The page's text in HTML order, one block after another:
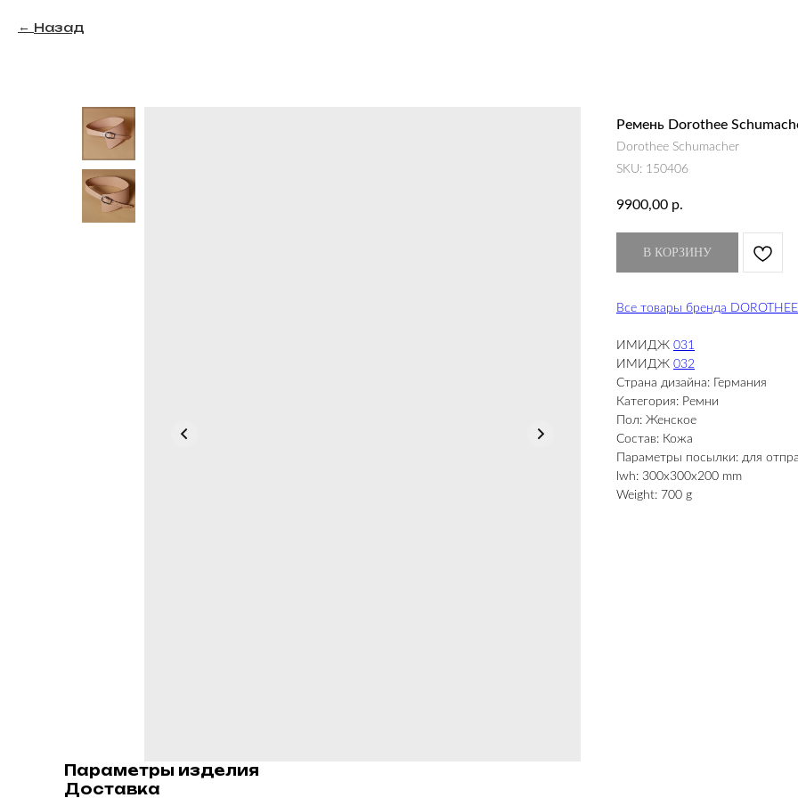
Назад
Ремень Dorothee
Dorothee Schumacher
SKU: 150406
9900,00 р.
В КОРЗИНУ
Все товары бренда
ИМИДЖ 031
ИМИДЖ 032
Страна дизайна: Германия
Категория: Ремни
Пол: Женское
Состав: Кожа
Параметры посылки: для
lwh: 300x300x200 mm
Weight: 700 g
Параметры изделия
Доставка